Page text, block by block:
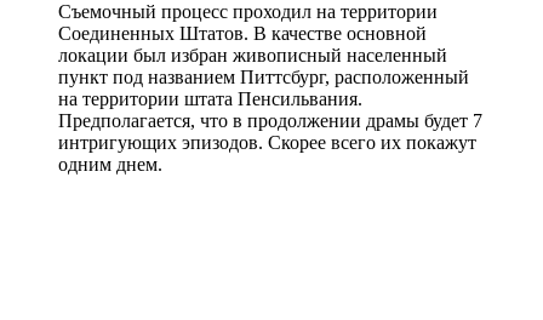
Съемочный процесс проходил на территории
Соединенных Штатов. В качестве основной
локации был избран живописный населенный
пункт под названием Питтсбург, расположенный
на территории штата Пенсильвания.
Предполагается, что в продолжении драмы будет 7
интригующих эпизодов. Скорее всего их покажут
одним днем.